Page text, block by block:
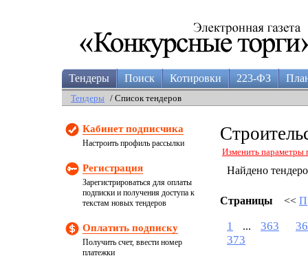
Тендеры Поиск Котировки 223-ФЗ
Тендеры / Список тендеров
Кабинет подписчика
Настроить профиль рассылки
Регистрация
Зарегистрироваться для оплаты
подписки и получения доступа к
текстам новых тендеров
Оплатить подписку
Получить счет, ввести номер
платежки
Изменить параметры
Найдено
Страницы <<
1 ... 363
373